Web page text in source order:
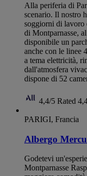
Alla periferia di
scenario. Il nostro
soggiorni di lavoro
di Montparnasse,
disponibile un
anche con le linee
a tema elettricità,
dall'atmosfera
dispone di 52
4,4/5 Rated
PARIGI, Francia
Albergo
Godetevi
Montparnasse